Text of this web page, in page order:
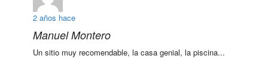
2 años hace
Manuel Montero
Un sitio muy recomendable, la casa genial, la piscina...